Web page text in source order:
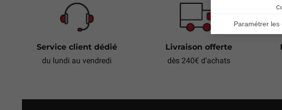
Service client dédié
du lundi au vendredi
Livraison offerte
dès 240€ d'achats